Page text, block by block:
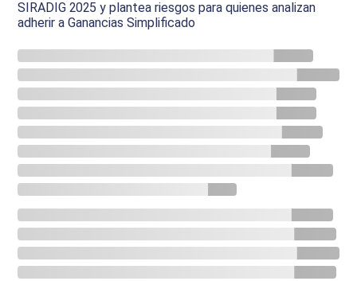
SIRADIG 2025 y plantea riesgos para quienes analizan
adherir a Ganancias Simplificado